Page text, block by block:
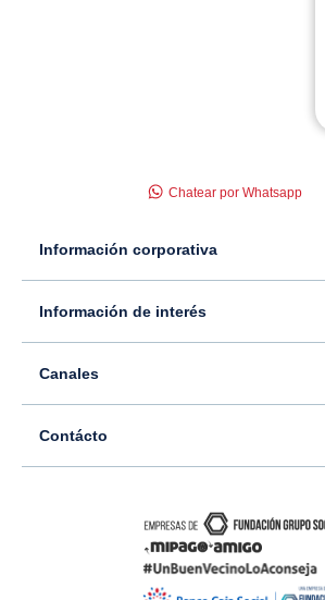
Información corporativa
Información para inversionistas
Sala de prensa
Información adicional
Trabaje con nosotros
Información de interés
Servicio - Atención al Consumidor financiero
Tutoriales canales digitales
Términos y condiciones de uso de internet
Canales
Ubíquenos
Directorios alternos
Contácto
Chatear por Whatsapp
Bogotá - Colombia